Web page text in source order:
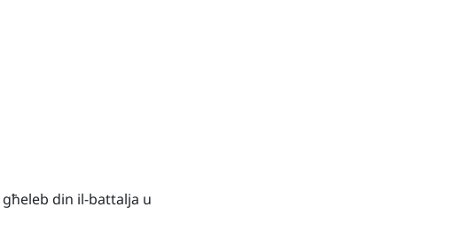
din il-battalja u